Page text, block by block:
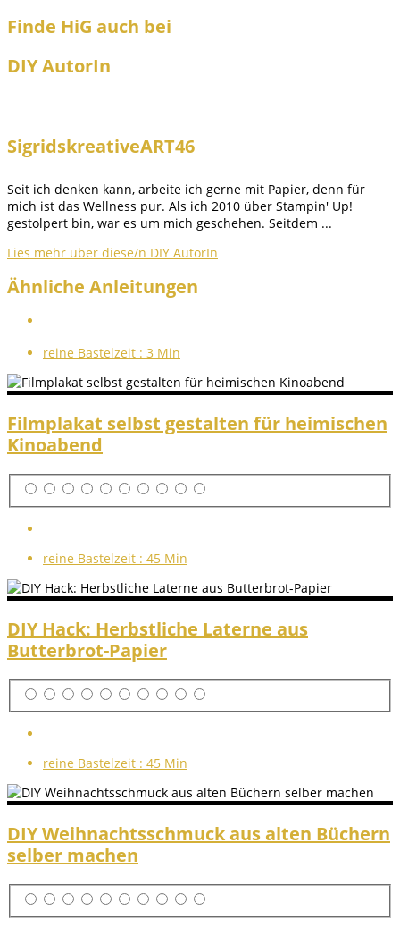
Finde HiG auch bei
DIY AutorIn
SigridskreativeART46
Seit ich denken kann, arbeite ich gerne mit Papier, denn für
mich ist das Wellness pur. Als ich 2010 über Stampin' Up!
gestolpert bin, war es um mich geschehen. Seitdem ...
Lies mehr über diese/n DIY AutorIn
Ähnliche Anleitungen
reine Bastelzeit : 3 Min
Filmplakat selbst gestalten für heimischen
Kinoabend
reine Bastelzeit : 45 Min
DIY Hack: Herbstliche Laterne aus
Butterbrot-Papier
reine Bastelzeit : 45 Min
DIY Weihnachtsschmuck aus alten Büchern
selber machen